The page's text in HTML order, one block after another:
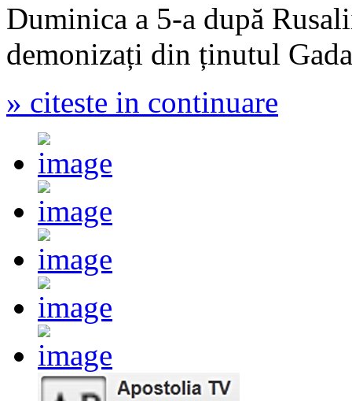
Duminica a 5-a după
demonizați din ținutul
» citeste in continuare